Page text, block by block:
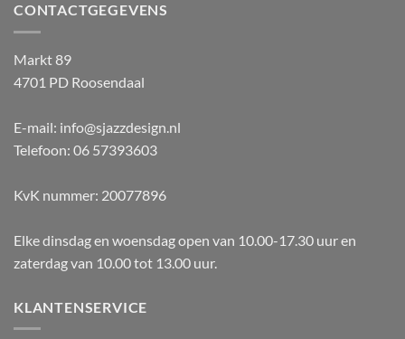
CONTACTGEGEVENS
Markt 89
4701 PD Roosendaal
E-mail: info@sjazzdesign.nl
Telefoon: 06 57393603
KvK nummer: 20077896
Elke dinsdag en woensdag open van 10.00-17.30 uur en
zaterdag van 10.00 tot 13.00 uur.
KLANTENSERVICE